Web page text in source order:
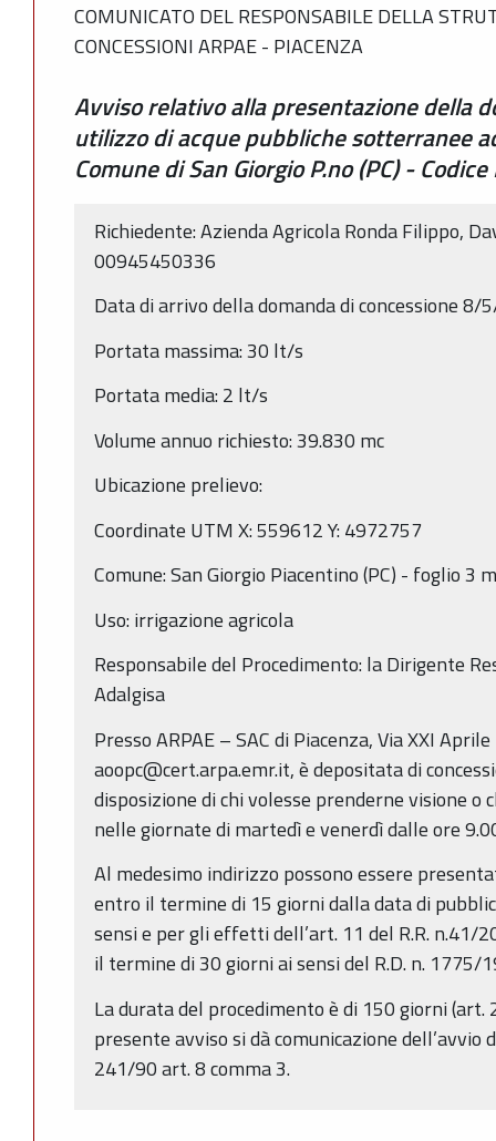
COMUNICATO DEL RESPONSABILE DELLA
CONCESSIONI ARPAE - PIACENZA
Avviso relativo alla presentazione della
utilizzo di acque pubbliche sotterranee
Comune di San Giorgio P.no (PC) -
Richiedente: Azienda Agricola Ronda Filippo,
00945450336
Data di arrivo della domanda di concessione 8/
Portata massima: 30 lt/s
Portata media: 2 lt/s
Volume annuo richiesto: 39.830 mc
Ubicazione prelievo:
Coordinate UTM X: 559612 Y: 4972757
Comune: San Giorgio Piacentino (PC) - foglio 3
Uso: irrigazione agricola
Responsabile del Procedimento: la Dirigente
Adalgisa
Presso ARPAE – SAC di Piacenza, Via XXI
aoopc@cert.arpa.emr.it, è depositata di
disposizione di chi volesse prenderne visione
nelle giornate di martedì e venerdì dalle ore
Al medesimo indirizzo possono essere
entro il termine di 15 giorni dalla data di
sensi e per gli effetti dell’art. 11 del R.R. n.41/
il termine di 30 giorni ai sensi del R.D. n. 1775/
La durata del procedimento è di 150 giorni (art.
presente avviso si dà comunicazione dell’avvio
241/90 art. 8 comma 3.